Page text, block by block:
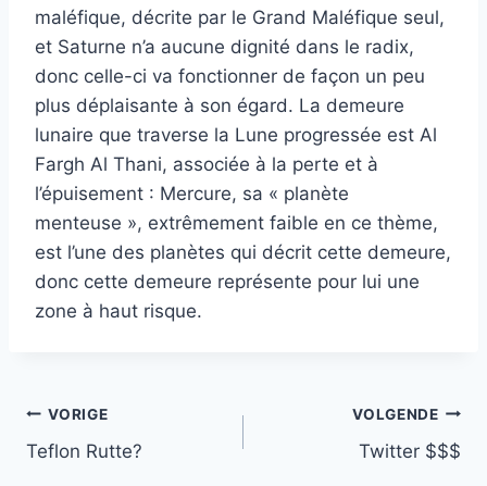
maléfique, décrite par le Grand Maléfique seul,
et Saturne n’a aucune dignité dans le radix,
donc celle-ci va fonctionner de façon un peu
plus déplaisante à son égard. La demeure
lunaire que traverse la Lune progressée est Al
Fargh Al Thani, associée à la perte et à
l’épuisement : Mercure, sa « planète
menteuse », extrêmement faible en ce thème,
est l’une des planètes qui décrit cette demeure,
donc cette demeure représente pour lui une
zone à haut risque.
Bericht
navigatie
VORIGE
Teflon Rutte?
VOLGENDE
Twitter $$$